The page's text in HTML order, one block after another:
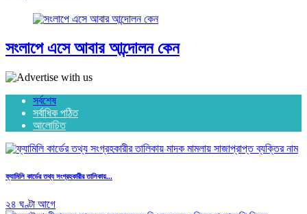
সংলাপে এসে আবার আন্দোলন কেন
সর্বশেষ
সর্বাধিক পঠিত
আলোচিত
ফ্যামিলি কার্ডের তথ্য সংগ্রহকারীর তালিকায়...
২৪ ঘণ্টা আগে